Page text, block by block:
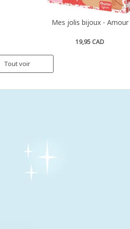
Mes jolis bijoux - Amour
19,95 CAD
Tout voir